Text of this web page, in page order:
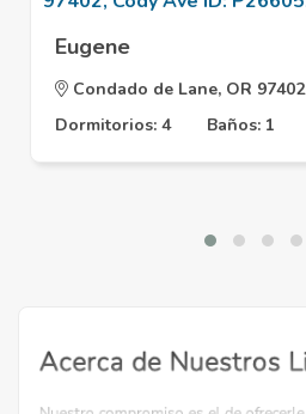
Eugene
Condado de Lane, OR 97402
Dormitorios: 4
Baños: 1